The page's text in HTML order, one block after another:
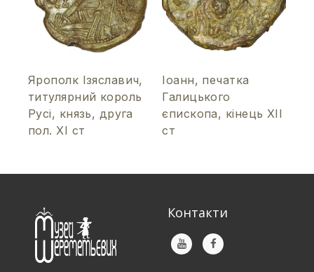
Ярополк Ізяславич,
титулярний король
Русі, князь, друга
пол. ХІ ст
Іоанн, печатка
Галицького
єпископа, кінець ХІІ
ст
Контакти